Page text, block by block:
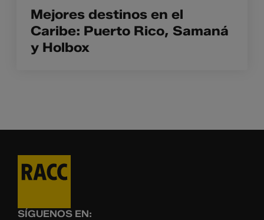
Mejores destinos en el
Caribe: Puerto Rico, Samaná
y Holbox
SÍGUENOS EN: